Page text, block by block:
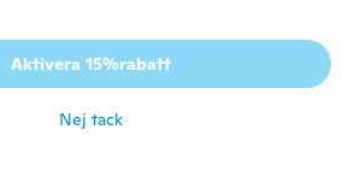
Aktivera 15%rabatt
Nej tack